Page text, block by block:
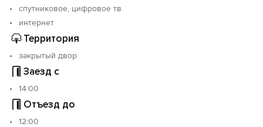
спутниковое, цифровое тв
интернет
Территория
закрытый двор
Заезд с
14:00
Отъезд до
12:00